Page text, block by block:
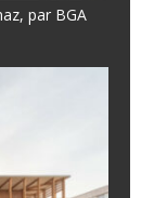
par BGA